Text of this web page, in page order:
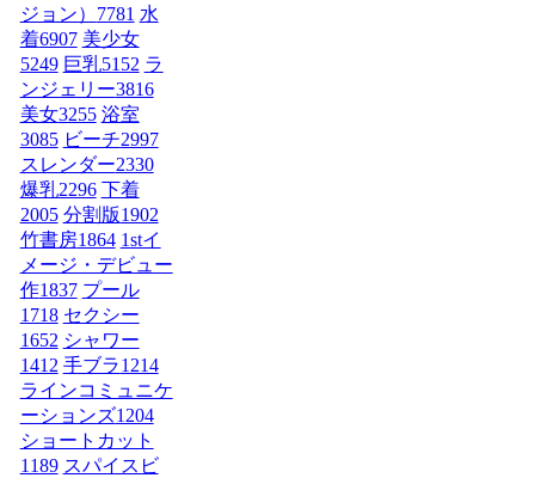
ジョン） 7781 水
着6907 美少女
5249 巨乳5152 ラ
ンジェリー3816
美女3255 浴室
3085 ビーチ2997
スレンダー2330
爆乳2296 下着
2005 分割版1902
竹書房1864 1stイ
メージ・デビュー
作1837 プール
1718 セクシー
1652 シャワー
1412 手ブラ1214
ラインコミュニケ
ーションズ1204
ショートカット
1189 スパイスビ